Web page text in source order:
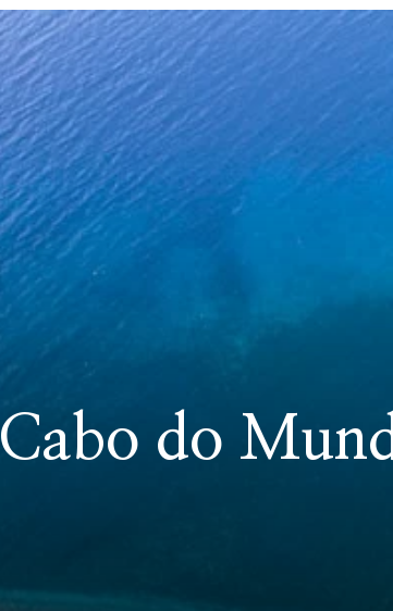
Cabo do